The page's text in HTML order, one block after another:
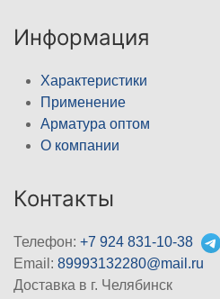
Информация
Характеристики
Применение
Арматура оптом
О компании
Контакты
Телефон: +7 924 831-10-38
Email: 89993132280@mail.ru
Доставка в г. Челябинск